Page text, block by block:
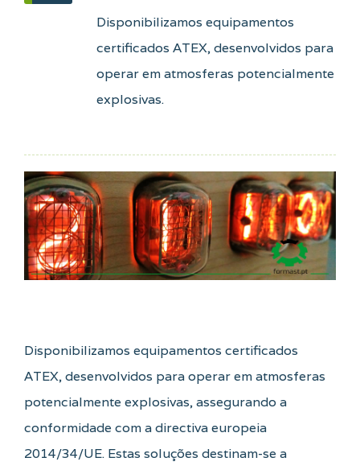
Disponibilizamos equipamentos
certificados ATEX, desenvolvidos para
operar em atmosferas potencialmente
explosivas.
Disponibilizamos equipamentos certificados
ATEX, desenvolvidos para operar em atmosferas
potencialmente explosivas, assegurando a
conformidade com a directiva europeia
2014/34/UE. Estas soluções destinam-se a